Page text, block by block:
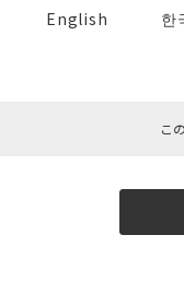
English 한
こ